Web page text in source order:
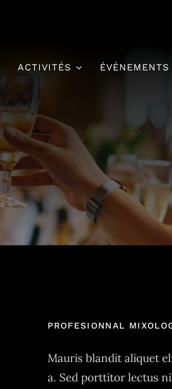
ACTIVITÉS ÉVÉNEMENTS
PROFESIONNAL
Mauris blandit aliquet
a. Sed porttitor lectus